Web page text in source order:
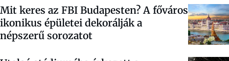
Mit keres az FBI Budapesten? A főváros
ikonikus épületei dekorálják a
népszerű sorozatot